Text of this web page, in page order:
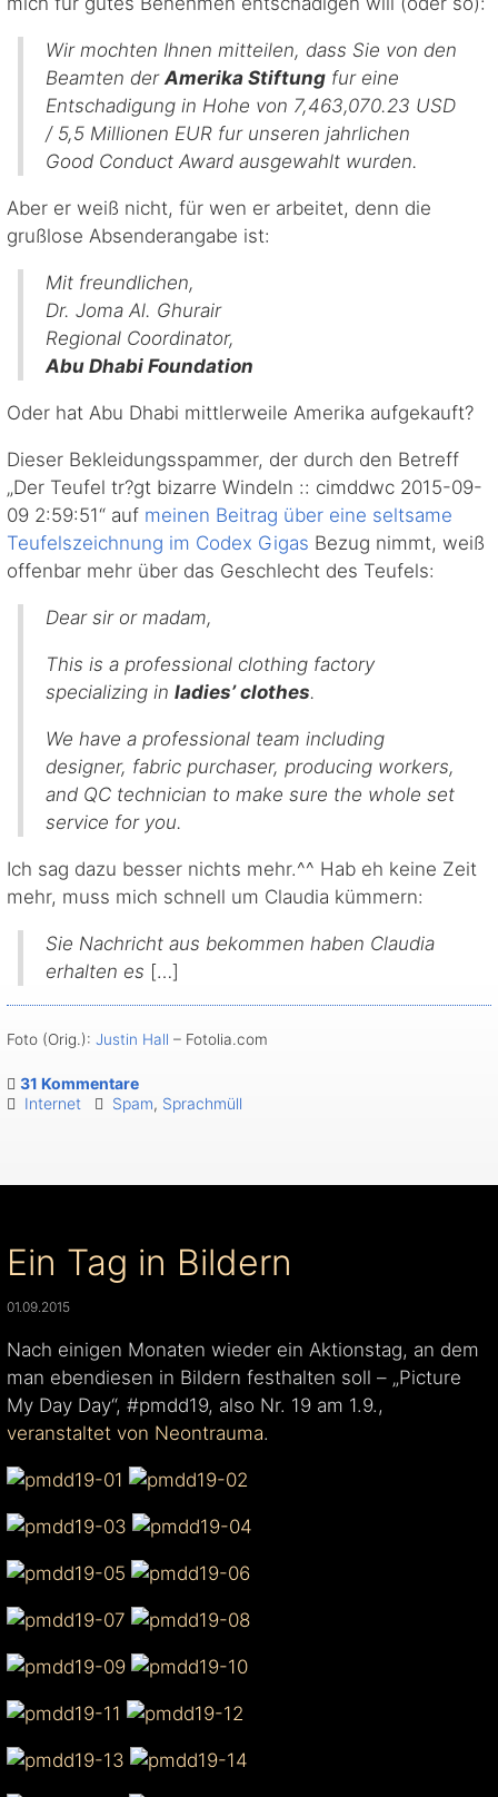
Wir mochten Ihnen mitteilen, dass Sie von den
Beamten der Amerika Stiftung fur eine
Entschadigung in Hohe von 7,463,070.23 USD
/ 5,5 Millionen EUR fur unseren jahrlichen
Good Conduct Award ausgewahlt wurden.
Aber er weiß nicht, für wen er arbeitet, denn die
grußlose Absenderangabe ist:
Mit freundlichen,
Dr. Joma Al. Ghurair
Regional Coordinator,
Abu Dhabi Foundation
Oder hat Abu Dhabi mittlerweile Amerika aufgekauft?
Dieser Bekleidungsspammer, der durch den Betreff
„Der Teufel tr?gt bizarre Windeln :: cimddwc 2015-09-
09 2:59:51“ auf meinen Beitrag über eine seltsame
Teufelszeichnung im Codex Gigas Bezug nimmt, weiß
offenbar mehr über das Geschlecht des Teufels:
Dear sir or madam,
This is a professional clothing factory
specializing in ladies’ clothes.
We have a professional team including
designer, fabric purchaser, producing workers,
and QC technician to make sure the whole set
service for you.
Ich sag dazu besser nichts mehr.^^ Hab eh keine Zeit
mehr, muss mich schnell um Claudia kümmern:
Sie Nachricht aus bekommen haben Claudia
erhalten es […]
Foto (Orig.): Justin Hall – Fotolia.com
31 Kommentare
Internet
Spam, Sprachmüll
Ein Tag in Bildern
01.09.2015
Nach einigen Monaten wieder ein Aktionstag, an dem
man ebendiesen in Bildern festhalten soll – „Picture
My Day Day“, #pmdd19, also Nr. 19 am 1.9.,
veranstaltet von Neontrauma.